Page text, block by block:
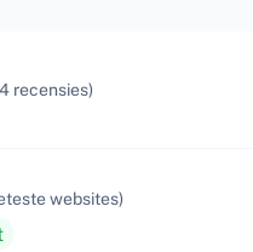
recensies)
websites)